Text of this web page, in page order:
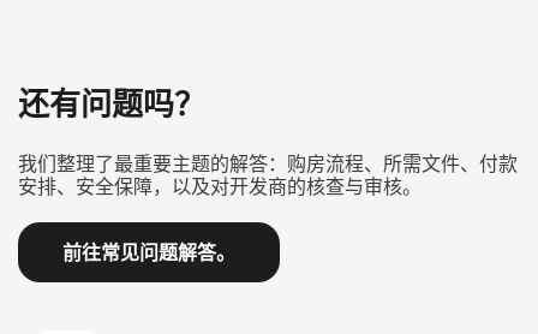
还有问题吗？
我们整理了最重要主题的解答：购房流程、所需文件、付款
安排、安全保障，以及对开发商的核查与审核。
前往常见问题解答。